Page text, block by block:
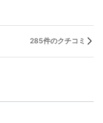
285件のクチコミ